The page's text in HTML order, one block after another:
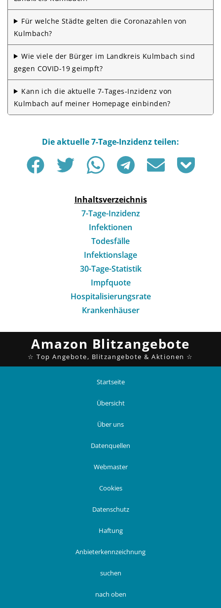
Für welche Städte gelten die Corona­zahlen von
Kulmbach?
Wie viele der Bürger im Landkreis Kulmbach sind
gegen COVID-19 geimpft?
Kann ich die aktuelle 7-Tages-Inzidenz von
Kulmbach auf meiner Homepage einbinden?
Inhaltsverzeichnis
7-Tage-Inzidenz
Infektionen
Todesfälle
Infektionslage
30-Tage-Statistik
Impfquote
Hospitalisierungsrate
Krankenhäuser
Startseite
Übersicht
Über uns
Datenquellen
Webmaster
Cookies
Datenschutz
Haftung
Anbieterkennzeichnung
suchen
nach oben